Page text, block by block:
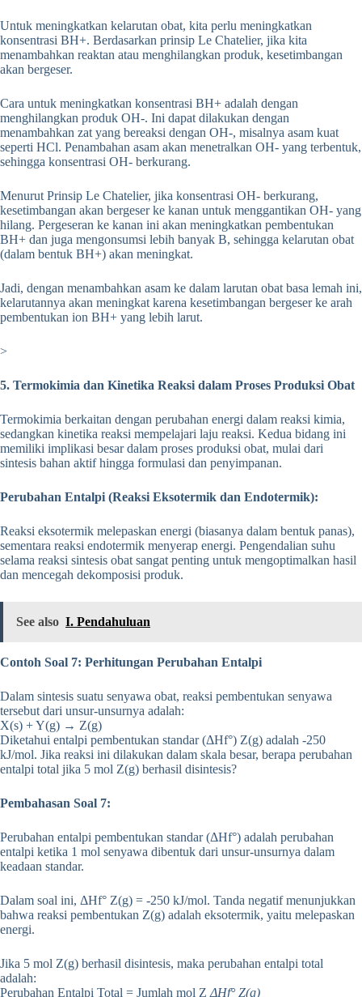
Untuk meningkatkan kelarutan obat, kita perlu meningkatkan
konsentrasi BH+. Berdasarkan prinsip Le Chatelier, jika kita
menambahkan reaktan atau menghilangkan produk, kesetimbangan
akan bergeser.
Cara untuk meningkatkan konsentrasi BH+ adalah dengan
menghilangkan produk OH-. Ini dapat dilakukan dengan
menambahkan zat yang bereaksi dengan OH-, misalnya asam kuat
seperti HCl. Penambahan asam akan menetralkan OH- yang terbentuk,
sehingga konsentrasi OH- berkurang.
Menurut Prinsip Le Chatelier, jika konsentrasi OH- berkurang,
kesetimbangan akan bergeser ke kanan untuk menggantikan OH- yang
hilang. Pergeseran ke kanan ini akan meningkatkan pembentukan
BH+ dan juga mengonsumsi lebih banyak B, sehingga kelarutan obat
(dalam bentuk BH+) akan meningkat.
Jadi, dengan menambahkan asam ke dalam larutan obat basa lemah ini,
kelarutannya akan meningkat karena kesetimbangan bergeser ke arah
pembentukan ion BH+ yang lebih larut.
>
5. Termokimia dan Kinetika Reaksi dalam Proses Produksi Obat
Termokimia berkaitan dengan perubahan energi dalam reaksi kimia,
sedangkan kinetika reaksi mempelajari laju reaksi. Kedua bidang ini
memiliki implikasi besar dalam proses produksi obat, mulai dari
sintesis bahan aktif hingga formulasi dan penyimpanan.
Perubahan Entalpi (Reaksi Eksotermik dan Endotermik):
Reaksi eksotermik melepaskan energi (biasanya dalam bentuk panas),
sementara reaksi endotermik menyerap energi. Pengendalian suhu
selama reaksi sintesis obat sangat penting untuk mengoptimalkan hasil
dan mencegah dekomposisi produk.
See also I. Pendahuluan
Contoh Soal 7: Perhitungan Perubahan Entalpi
Dalam sintesis suatu senyawa obat, reaksi pembentukan senyawa
tersebut dari unsur-unsurnya adalah:
X(s) + Y(g) → Z(g)
Diketahui entalpi pembentukan standar (ΔHf°) Z(g) adalah -250
kJ/mol. Jika reaksi ini dilakukan dalam skala besar, berapa perubahan
entalpi total jika 5 mol Z(g) berhasil disintesis?
Pembahasan Soal 7:
Perubahan entalpi pembentukan standar (ΔHf°) adalah perubahan
entalpi ketika 1 mol senyawa dibentuk dari unsur-unsurnya dalam
keadaan standar.
Dalam soal ini, ΔHf° Z(g) = -250 kJ/mol. Tanda negatif menunjukkan
bahwa reaksi pembentukan Z(g) adalah eksotermik, yaitu melepaskan
energi.
Jika 5 mol Z(g) berhasil disintesis, maka perubahan entalpi total
adalah:
Perubahan Entalpi Total = Jumlah mol Z ΔHf° Z(g)